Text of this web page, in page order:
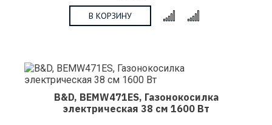
В КОРЗИНУ
B&D, BEMW471ES, Газонокосилка
электрическая 38 см 1600 Вт